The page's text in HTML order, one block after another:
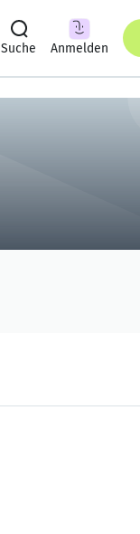
Suche Anmelden